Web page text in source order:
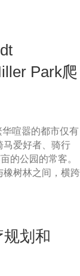
Park爬
喧嚣的都市仅有
马爱好者、骑行
的公园的常客。
树林之间，横跨
划和